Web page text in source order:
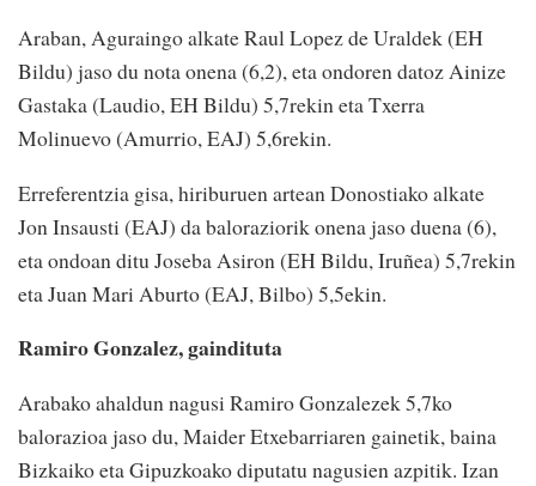
Araban, Aguraingo alkate Raul Lopez de Uraldek (EH
Bildu) jaso du nota onena (6,2), eta ondoren datoz Ainize
Gastaka (Laudio, EH Bildu) 5,7rekin eta Txerra
Molinuevo (Amurrio, EAJ) 5,6rekin.
Erreferentzia gisa, hiriburuen artean Donostiako alkate
Jon Insausti (EAJ) da baloraziorik onena jaso duena (6),
eta ondoan ditu Joseba Asiron (EH Bildu, Iruñea) 5,7rekin
eta Juan Mari Aburto (EAJ, Bilbo) 5,5ekin.
Ramiro Gonzalez, gaindituta
Arabako ahaldun nagusi Ramiro Gonzalezek 5,7ko
balorazioa jaso du, Maider Etxebarriaren gainetik, baina
Bizkaiko eta Gipuzkoako diputatu nagusien azpitik. Izan